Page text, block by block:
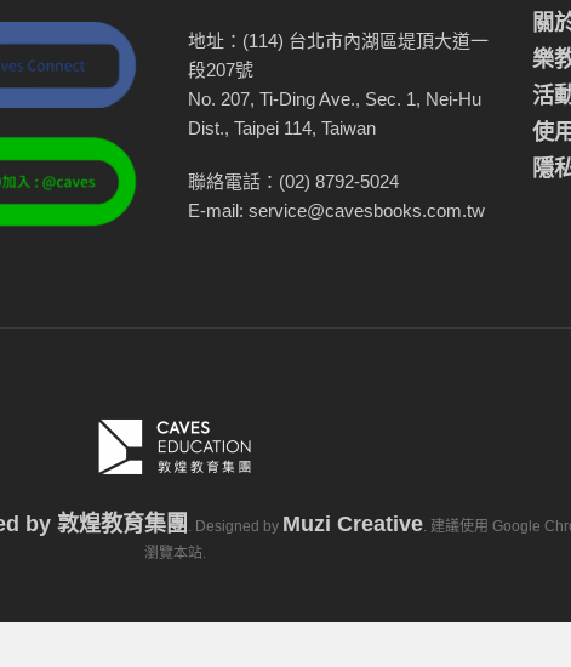
地址：(114) 台北市內湖區堤頂大道一
段207號
No. 207, Ti-Ding Ave., Sec. 1, Nei-Hu
Dist., Taipei 114, Taiwan
聯絡電話：(02) 8792-5024
E-mail: service@cavesbooks.com.tw
關
樂
活
使
隱
by 敦煌教育集團 . Designed by Muzi Creative. 建議使用 Google
瀏覽本站.